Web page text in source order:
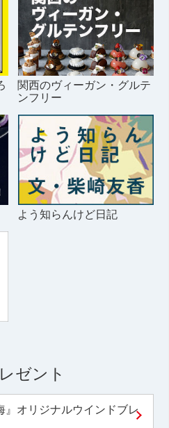
関西のヴィーガン・グルテ
ンフリー
よう知らんけど日記
ゼント
』オリジナルウインドブレ